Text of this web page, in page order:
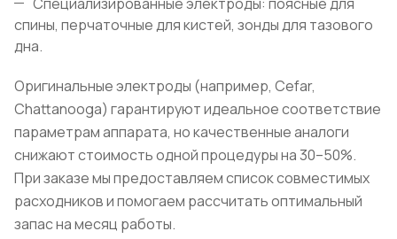
Специализированные электроды: поясные для
спины, перчаточные для кистей, зонды для тазового
дна.
Оригинальные электроды (например, Cefar,
Chattanooga) гарантируют идеальное соответствие
параметрам аппарата, но качественные аналоги
снижают стоимость одной процедуры на 30–50%.
При заказе мы предоставляем список совместимых
расходников и помогаем рассчитать оптимальный
запас на месяц работы.